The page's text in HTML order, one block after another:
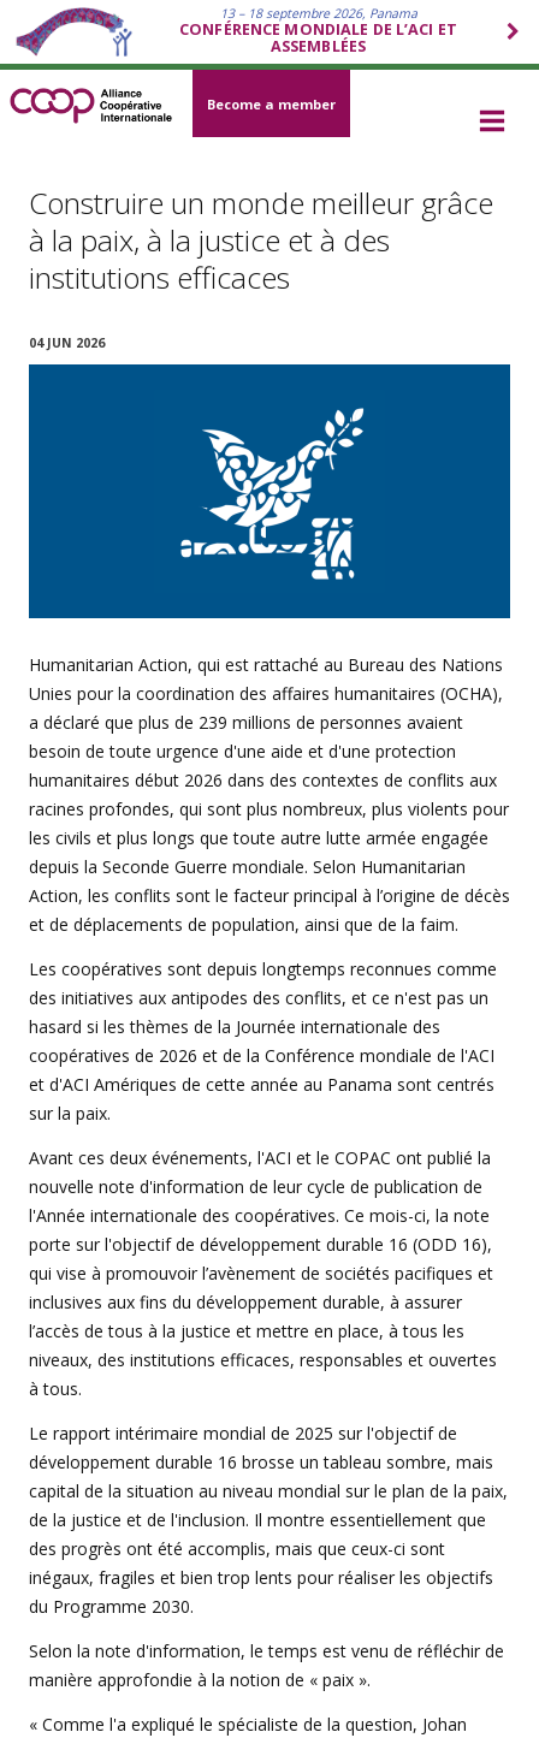
13 – 18 septembre 2026, Panama
CONFÉRENCE MONDIALE DE L’ACI ET
ASSEMBLÉES
Become a member
Construire un monde meilleur grâce
à la paix, à la justice et à des
institutions efficaces
04 JUN 2026
Humanitarian Action, qui est rattaché au Bureau des Nations
Unies pour la coordination des affaires humanitaires (OCHA),
a déclaré que plus de 239 millions de personnes avaient
besoin de toute urgence d'une aide et d'une protection
humanitaires début 2026 dans des contextes de conflits aux
racines profondes, qui sont plus nombreux, plus violents pour
les civils et plus longs que toute autre lutte armée engagée
depuis la Seconde Guerre mondiale. Selon Humanitarian
Action, les conflits sont le facteur principal à l’origine de décès
et de déplacements de population, ainsi que de la faim.
Les coopératives sont depuis longtemps reconnues comme
des initiatives aux antipodes des conflits, et ce n'est pas un
hasard si les thèmes de la Journée internationale des
coopératives de 2026 et de la Conférence mondiale de l'ACI
et d'ACI Amériques de cette année au Panama sont centrés
sur la paix.
Avant ces deux événements, l'ACI et le COPAC ont publié la
nouvelle note d'information de leur cycle de publication de
l'Année internationale des coopératives. Ce mois-ci, la note
porte sur l'objectif de développement durable 16 (ODD 16),
qui vise à promouvoir l’avènement de sociétés pacifiques et
inclusives aux fins du développement durable, à assurer
l’accès de tous à la justice et mettre en place, à tous les
niveaux, des institutions efficaces, responsables et ouvertes
à tous.
Le rapport intérimaire mondial de 2025 sur l'objectif de
développement durable 16 brosse un tableau sombre, mais
capital de la situation au niveau mondial sur le plan de la paix,
de la justice et de l'inclusion. Il montre essentiellement que
des progrès ont été accomplis, mais que ceux-ci sont
inégaux, fragiles et bien trop lents pour réaliser les objectifs
du Programme 2030.
Selon la note d'information, le temps est venu de réfléchir de
manière approfondie à la notion de « paix ».
« Comme l'a expliqué le spécialiste de la question, Johan